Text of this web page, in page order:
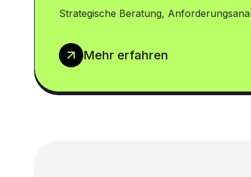
Strategische Beratung,
Mehr erfahren